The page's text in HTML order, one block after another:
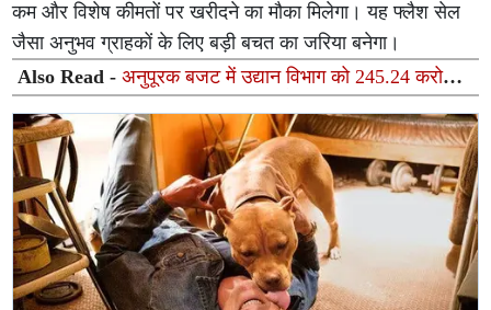
कम और विशेष कीमतों पर खरीदने का मौका मिलेगा। यह फ्लैश सेल
जैसा अनुभव ग्राहकों के लिए बड़ी बचत का जरिया बनेगा।
Also Read -अनुपूरक बजट में उद्यान विभाग को 245.24 करोड़
रुपये, किसानों को मिलेगा सीधा लाभ: दिनेश प्रताप सिंह